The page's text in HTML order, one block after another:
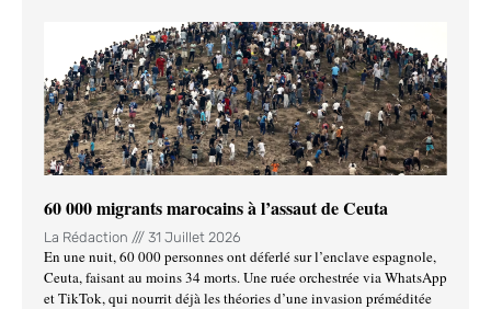
60 000 migrants marocains à l’assaut de Ceuta
La Rédaction 31 Juillet 2026
En une nuit, 60 000 personnes ont déferlé sur l’enclave espagnole,
Ceuta, faisant au moins 34 morts. Une ruée orchestrée via WhatsApp
et TikTok, qui nourrit déjà les théories d’une invasion préméditée